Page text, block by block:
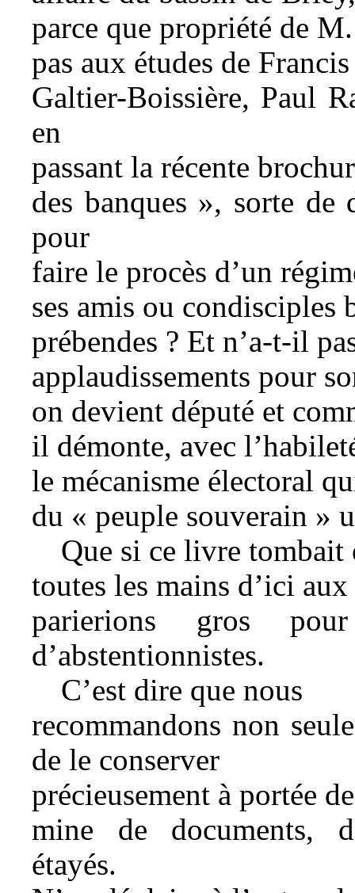
parce que propriété de
pas aux études de
Galtier-Boissière, Paul
en
passant la récente
des banques », sorte de
pour
faire le procès d’un
ses amis ou condisciples
prébendes ? Et n’a-t-il
applaudissements pour
on devient député et
il démonte, avec
le mécanisme électoral
du « peuple souverain »
Que si ce livre tombait
toutes les mains d’ici
parierions gros
d’abstentionnistes.
C’est dire que nous
recommandons non
de le conserver
précieusement à portée
mine de documents,
étayés.